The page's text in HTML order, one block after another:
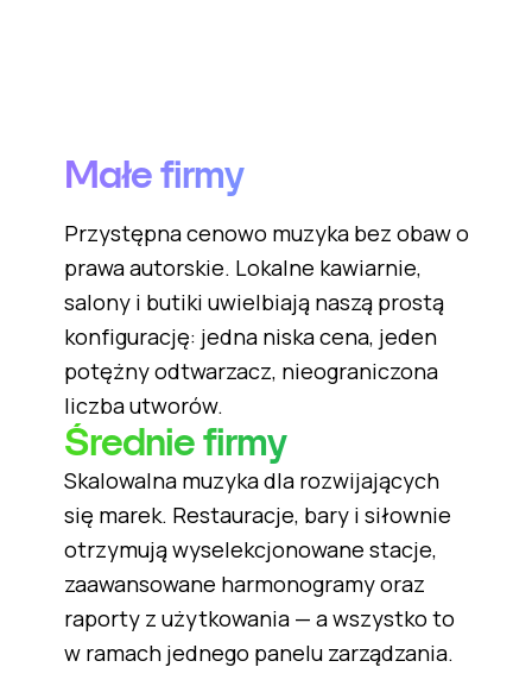
Małe firmy
Przystępna cenowo muzyka bez obaw o
prawa autorskie. Lokalne kawiarnie,
salony i butiki uwielbiają naszą prostą
konfigurację: jedna niska cena, jeden
potężny odtwarzacz, nieograniczona
liczba utworów.
Średnie firmy
Skalowalna muzyka dla rozwijających
się marek. Restauracje, bary i siłownie
otrzymują wyselekcjonowane stacje,
zaawansowane harmonogramy oraz
raporty z użytkowania — a wszystko to
w ramach jednego panelu zarządzania.